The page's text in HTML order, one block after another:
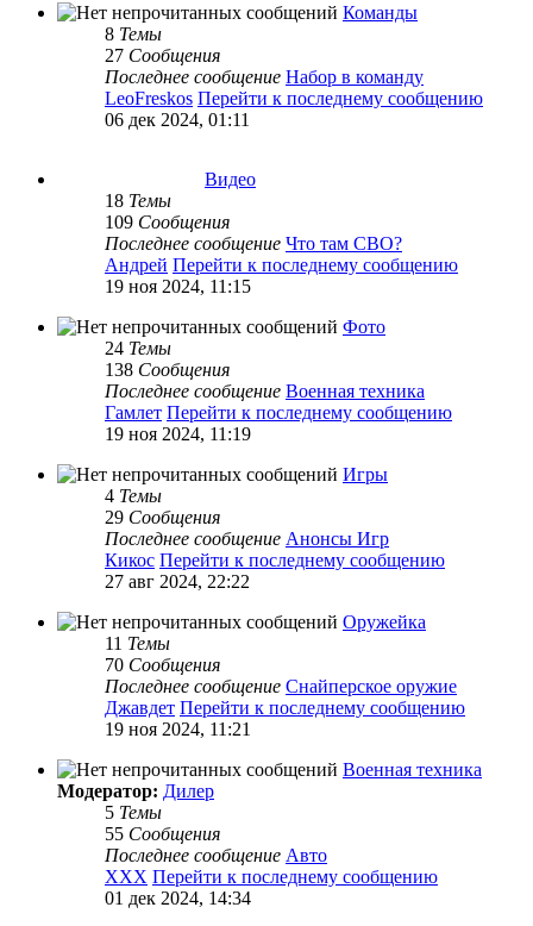
Команды
8 Темы
27 Сообщения
Последнее сообщение Набор в команду
LeoFreskos Перейти к последнему сообщению
06 дек 2024, 01:11
Видео
18 Темы
109 Сообщения
Последнее сообщение Что там СВО?
Андрей Перейти к последнему сообщению
19 ноя 2024, 11:15
Фото
24 Темы
138 Сообщения
Последнее сообщение Военная техника
Гамлет Перейти к последнему сообщению
19 ноя 2024, 11:19
Игры
4 Темы
29 Сообщения
Последнее сообщение Анонсы Игр
Кикос Перейти к последнему сообщению
27 авг 2024, 22:22
Оружейка
11 Темы
70 Сообщения
Последнее сообщение Снайперское оружие
Джавдет Перейти к последнему сообщению
19 ноя 2024, 11:21
Военная техника
Модератор: Дилер
5 Темы
55 Сообщения
Последнее сообщение Авто
XXX Перейти к последнему сообщению
01 дек 2024, 14:34